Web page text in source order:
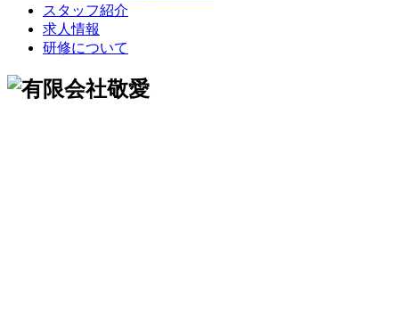
スタッフ紹介
求人情報
研修について